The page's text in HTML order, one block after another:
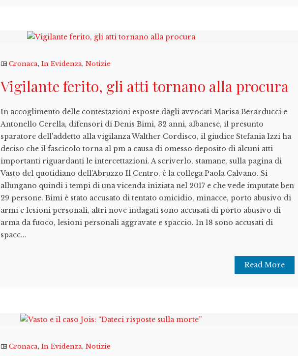
Cronaca,In Evidenza,Notizie
Vigilante ferito, gli atti tornano alla procura
In accoglimento delle contestazioni esposte dagli avvocati Marisa Berarducci e
Antonello Cerella, difensori di Denis Bimi, 32 anni, albanese, il presunto
sparatore dell'addetto alla vigilanza Walther Cordisco, il giudice Stefania Izzi ha
deciso che il fascicolo torna al pm a causa di omesso deposito di alcuni atti
importanti riguardanti le intercettazioni. A scriverlo, stamane, sulla pagina di
Vasto del quotidiano dell'Abruzzo Il Centro, è la collega Paola Calvano. Si
allungano quindi i tempi di una vicenda iniziata nel 2017 e che vede imputate ben
29 persone. Bimi è stato accusato di tentato omicidio, minacce, porto abusivo di
armi e lesioni personali, altri nove indagati sono accusati di porto abusivo di
arma da fuoco, lesioni personali aggravate e spaccio. In 18 sono accusati di
spacc...
Read More
Cronaca,In Evidenza,Notizie